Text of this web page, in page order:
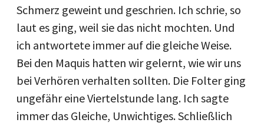
Schmerz geweint und geschrien. Ich schrie, so
laut es ging, weil sie das nicht mochten. Und
ich antwortete immer auf die gleiche Weise.
Bei den Maquis hatten wir gelernt, wie wir uns
bei Verhören verhalten sollten. Die Folter ging
ungefähr eine Viertelstunde lang. Ich sagte
immer das Gleiche, Unwichtiges. Schließlich